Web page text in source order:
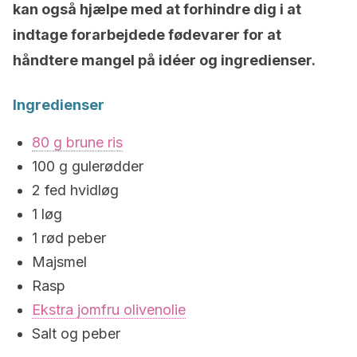
kan også hjælpe med at forhindre dig i at
indtage forarbejdede fødevarer for at
håndtere mangel på idéer og ingredienser.
Ingredienser
80 g brune ris
100 g gulerødder
2 fed hvidløg
1 løg
1 rød peber
Majsmel
Rasp
Ekstra jomfru olivenolie
Salt og peber